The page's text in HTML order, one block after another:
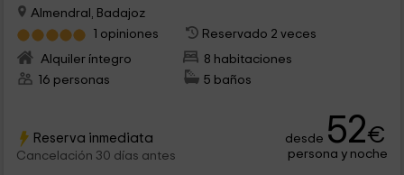
Almendral, Badajoz
1 opiniones
Reservado 2 veces
Alquiler íntegro
8 habitaciones
16 personas
5 baños
Reserva inmediata
Cancelación 30 días antes
desde 52€
persona y noche